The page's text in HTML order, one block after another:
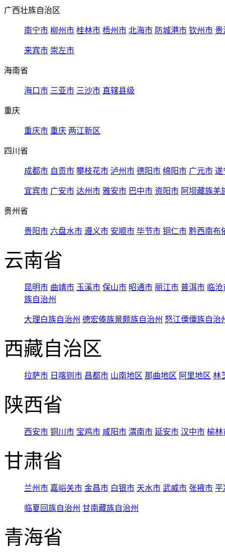
广西壮族自治区
南宁市 柳州市 桂林市 梧州市 北海市 防城港市 钦州市 贵
来宾市 崇左市
海南省
海口市 三亚市 三沙市 直辖县级
重庆
重庆市 重庆 两江新区
四川省
成都市 自贡市 攀枝花市 泸州市 德阳市 绵阳市 广元市 遂
宜宾市 广安市 达州市 雅安市 巴中市 资阳市 阿坝藏族羌
贵州省
贵阳市 六盘水市 遵义市 安顺市 毕节市 铜仁市 黔西南布
云南省
昆明市 曲靖市 玉溪市 保山市 昭通市 丽江市 普洱市 临
族自治州
大理白族自治州 德宏傣族景颇族自治州 怒江傈僳族自治
西藏自治区
拉萨市 日喀则市 昌都市 山南地区 那曲地区 阿里地区 林
陕西省
西安市 铜川市 宝鸡市 咸阳市 渭南市 延安市 汉中市 榆林
甘肃省
兰州市 嘉峪关市 金昌市 白银市 天水市 武威市 张掖市 平
临夏回族自治州 甘南藏族自治州
青海省